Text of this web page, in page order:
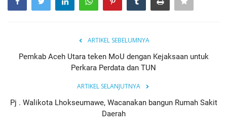
ARTIKEL SEBELUMNYA
Pemkab Aceh Utara teken MoU dengan Kejaksaan untuk
Perkara Perdata dan TUN
ARTIKEL SELANJUTNYA
Pj . Walikota Lhokseumawe, Wacanakan bangun Rumah Sakit
Daerah